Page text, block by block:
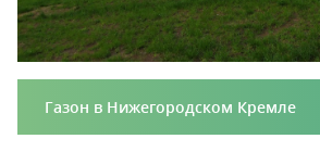
Газон в Нижегородском Кремле